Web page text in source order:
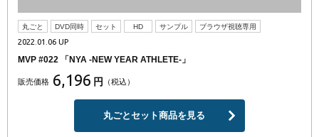
丸ごと DVD同時 セット HD サンプル ブラウザ視聴専用
2022.01.06 UP
MVP #022 「NYA -NEW YEAR ATHLETE-」
販売価格 6,196 円 （税込）
丸ごとセット商品を見る